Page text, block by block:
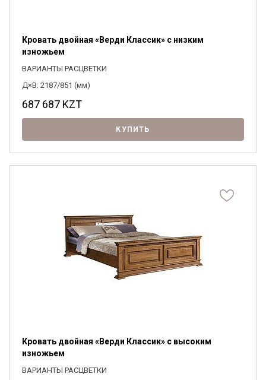
Кровать двойная «Верди Классик» с низким
изножьем
ВАРИАНТЫ РАСЦВЕТКИ
Д×В: 2187/851 (мм)
687 687 KZT
КУПИТЬ
Кровать двойная «Верди Классик» с высоким
изножьем
ВАРИАНТЫ РАСЦВЕТКИ